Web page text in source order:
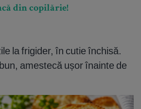
din copilărie!
la frigider, în cutie închisă.
amestecă ușor înainte de